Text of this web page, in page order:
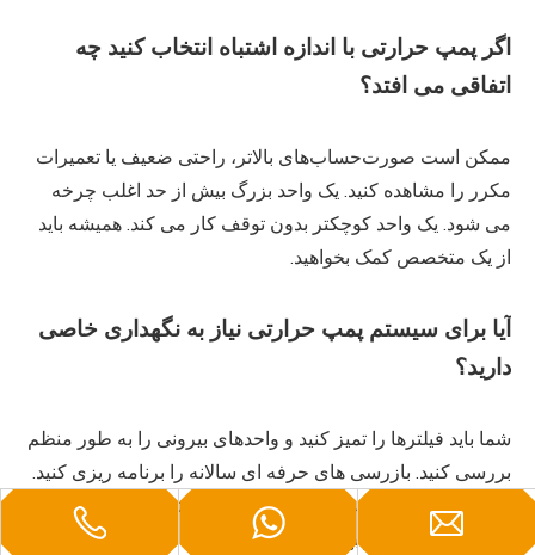
اگر پمپ حرارتی با اندازه اشتباه انتخاب کنید چه
اتفاقی می افتد؟
ممکن است صورت‌حساب‌های بالاتر، راحتی ضعیف یا تعمیرات
مکرر را مشاهده کنید. یک واحد بزرگ بیش از حد اغلب چرخه
می شود. یک واحد کوچکتر بدون توقف کار می کند. همیشه باید
از یک متخصص کمک بخواهید.
آیا برای سیستم پمپ حرارتی نیاز به نگهداری خاصی
دارید؟
شما باید فیلترها را تمیز کنید و واحدهای بیرونی را به طور منظم
بررسی کنید. بازرسی های حرفه ای سالانه را برنامه ریزی کنید.
تعمیر و نگهداری خوب کمک می کند تا سیستم پمپ حرارتی شما
بیشتر دوام بیاورد و بهتر کار کند.